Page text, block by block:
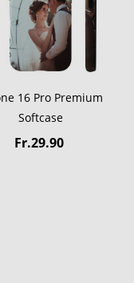
16 Pro Premium
Softcase
Fr.29.90